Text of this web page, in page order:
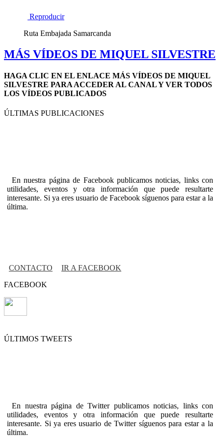
Reproducir
Ruta Embajada Samarcanda
MÁS VÍDEOS DE MIQUEL SILVESTRE
HAGA CLIC EN EL ENLACE MÁS VÍDEOS DE MIQUEL
SILVESTRE PARA ACCEDER AL CANAL Y VER TODOS
LOS VÍDEOS PUBLICADOS
ÚLTIMAS PUBLICACIONES
En nuestra página de Facebook publicamos noticias, links con
utilidades, eventos y otra información que puede resultarte
interesante. Si ya eres usuario de Facebook síguenos para estar a la
última.
CONTACTO
IR A FACEBOOK
FACEBOOK
ÚLTIMOS TWEETS
En nuestra página de Twitter publicamos noticias, links con
utilidades, eventos y otra información que puede resultarte
interesante. Si ya eres usuario de Twitter síguenos para estar a la
última.